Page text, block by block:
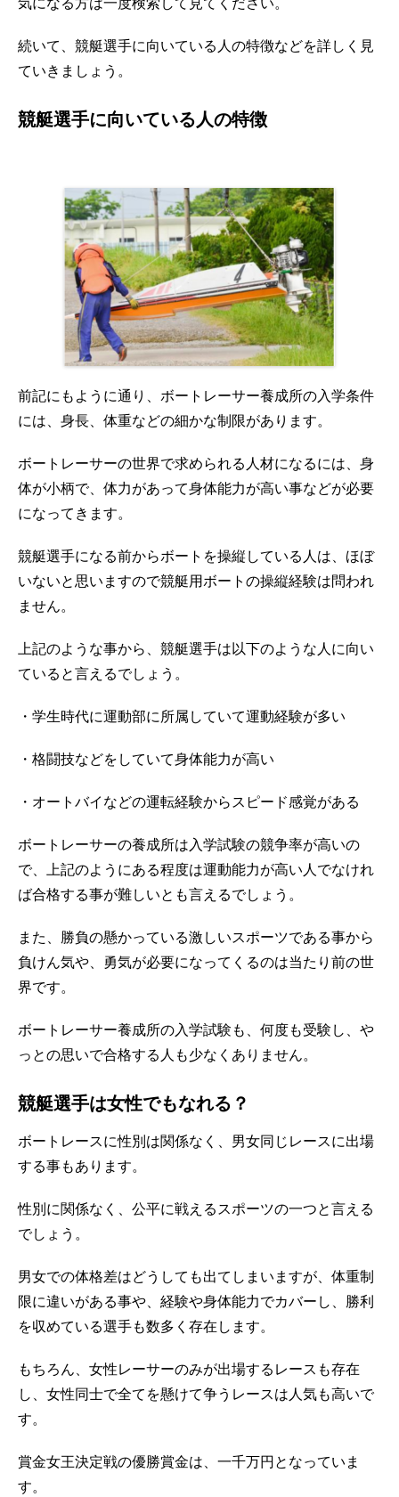
気になる方は一度検索して見てください。
続いて、競艇選手に向いている人の特徴などを詳しく見
ていきましょう。
競艇選手に向いている人の特徴
前記にもように通り、ボートレーサー養成所の入学条件
には、身長、体重などの細かな制限があります。
ボートレーサーの世界で求められる人材になるには、身
体が小柄で、体力があって身体能力が高い事などが必要
になってきます。
競艇選手になる前からボートを操縦している人は、ほぼ
いないと思いますので競艇用ボートの操縦経験は問われ
ません。
上記のような事から、競艇選手は以下のような人に向い
ていると言えるでしょう。
・学生時代に運動部に所属していて運動経験が多い
・格闘技などをしていて身体能力が高い
・オートバイなどの運転経験からスピード感覚がある
ボートレーサーの養成所は入学試験の競争率が高いの
で、上記のようにある程度は運動能力が高い人でなけれ
ば合格する事が難しいとも言えるでしょう。
また、勝負の懸かっている激しいスポーツである事から
負けん気や、勇気が必要になってくるのは当たり前の世
界です。
ボートレーサー養成所の入学試験も、何度も受験し、や
っとの思いで合格する人も少なくありません。
競艇選手は女性でもなれる？
ボートレースに性別は関係なく、男女同じレースに出場
する事もあります。
性別に関係なく、公平に戦えるスポーツの一つと言える
でしょう。
男女での体格差はどうしても出てしまいますが、体重制
限に違いがある事や、経験や身体能力でカバーし、勝利
を収めている選手も数多く存在します。
もちろん、女性レーサーのみが出場するレースも存在
し、女性同士で全てを懸けて争うレースは人気も高いで
す。
賞金女王決定戦の優勝賞金は、一千万円となっていま
す。